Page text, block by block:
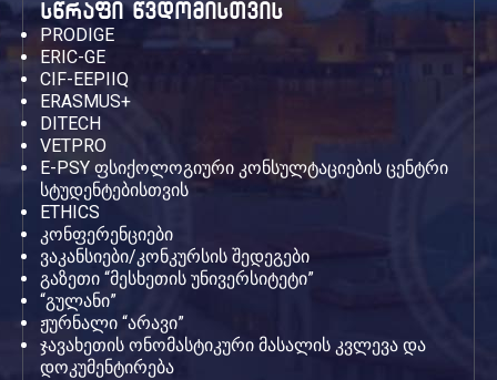
სწრაფი წვდომისთვის
PRODIGE
ERIC-GE
CIF-EEPIIQ
ERASMUS+
DITECH
VETPRO
E-PSY ფსიქოლოგიური კონსულტაციების ცენტრი
სტუდენტებისთვის
ETHICS
კონფერენციები
ვაკანსიები/კონკურსის შედეგები
გაზეთი “მესხეთის უნივერსიტეტი”
“გულანი”
ჟურნალი “არავი”
ჯავახეთის ონომასტიკური მასალის კვლევა და
დოკუმენტირება